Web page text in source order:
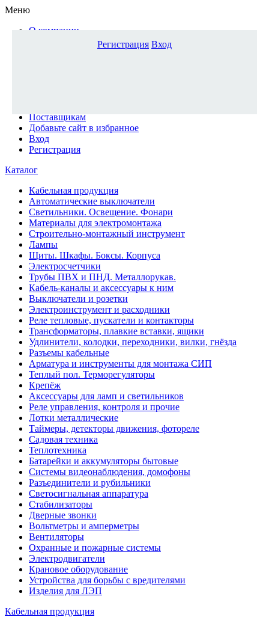
Меню
О компании
Доставка и оплата
Поставщикам
Добавьте сайт в избранное
Вход
Регистрация
Каталог
Кабельная продукция
Автоматические выключатели
Светильники. Освещение. Фонари
Материалы для электромонтажа
Строительно-монтажный инструмент
Лампы
Щиты. Шкафы. Боксы. Корпуса
Электросчетчики
Трубы ПВХ и ПНД. Металлорукав.
Кабель-каналы и аксессуары к ним
Выключатели и розетки
Электроинструмент и расходники
Реле тепловые, пускатели и контакторы
Трансформаторы, плавкие вставки, ящики
Удлинители, колодки, переходники, вилки, гнёзда
Разъемы кабельные
Арматура и инструменты для монтажа СИП
Теплый пол. Терморегуляторы
Крепёж
Аксессуары для ламп и светильников
Реле управления, контроля и прочие
Лотки металлические
Таймеры, детекторы движения, фотореле
Садовая техника
Теплотехника
Батарейки и аккумуляторы бытовые
Системы видеонаблюдения, домофоны
Разъединители и рубильники
Светосигнальная аппаратура
Стабилизаторы
Дверные звонки
Вольтметры и амперметры
Вентиляторы
Охранные и пожарные системы
Электродвигатели
Крановое оборудование
Устройства для борьбы с вредителями
Изделия для ЛЭП
Кабельная продукция
Регистрация Вход